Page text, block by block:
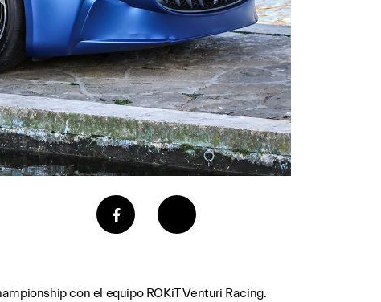
con el equipo ROKiT Venturi Racing.